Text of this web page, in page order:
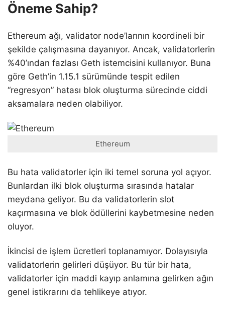
Öneme Sahip?
Ethereum ağı, validator node’larının koordineli bir
şekilde çalışmasına dayanıyor. Ancak, validatorlerin
%40’ından fazlası Geth istemcisini kullanıyor. Buna
göre Geth’in 1.15.1 sürümünde tespit edilen
“regresyon” hatası blok oluşturma sürecinde ciddi
aksamalara neden olabiliyor.
Ethereum
Bu hata validatorler için iki temel soruna yol açıyor.
Bunlardan ilki blok oluşturma sırasında hatalar
meydana geliyor. Bu da validatorlerin slot
kaçırmasına ve blok ödüllerini kaybetmesine neden
oluyor.
İkincisi de işlem ücretleri toplanamıyor. Dolayısıyla
validatorlerin gelirleri düşüyor. Bu tür bir hata,
validatorler için maddi kayıp anlamına gelirken ağın
genel istikrarını da tehlikeye atıyor.